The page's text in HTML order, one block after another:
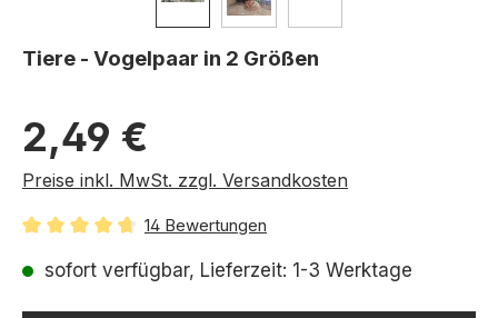
Tiere - Vogelpaar in 2 Größen
Regulärer Preis:
2,49 €
Preise inkl. MwSt. zzgl. Versandkosten
14 Bewertungen
sofort verfügbar, Lieferzeit: 1-3 Werktage